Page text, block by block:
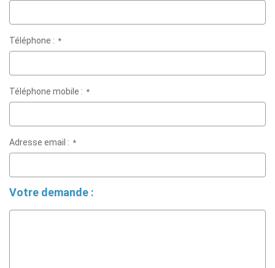
Téléphone : *
Téléphone mobile : *
Adresse email : *
Votre demande :